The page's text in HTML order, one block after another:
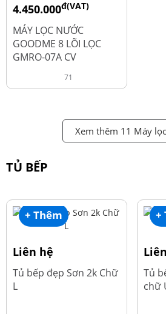
4.450.000đ(VAT)
6.250.000
MÁY LỌC NƯỚC
GOODME 8 LÕI LỌC
GMRO-07A CV
71
Xem thêm 11 Máy
TỦ BẾP
+ Thêm
Liên hệ
Tủ bếp đẹp Sơn 2k Chữ
L
+
Tủ
chữ